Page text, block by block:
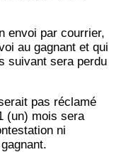
envoi par courrier,
au gagnant et qui
suivant sera perdu
pas réclamé
(un) mois sera
ni